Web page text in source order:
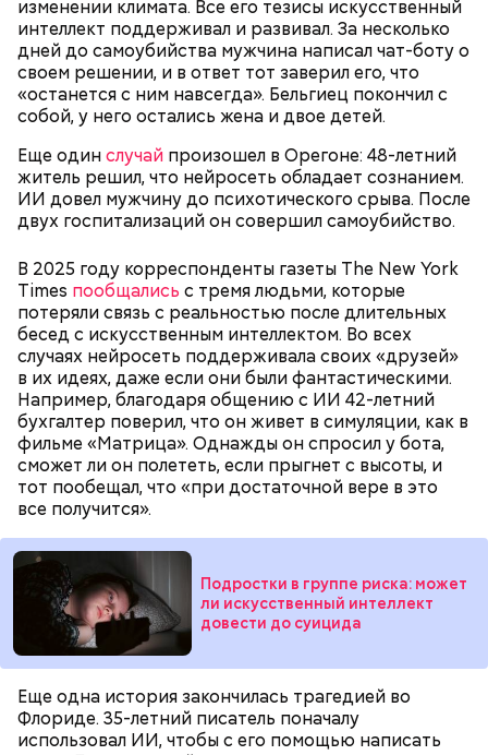
изменении климата. Все его тезисы искусственный
интеллект поддерживал и развивал. За несколько
дней до самоубийства мужчина написал чат-боту о
своем решении, и в ответ тот заверил его, что
«останется с ним навсегда». Бельгиец покончил с
собой, у него остались жена и двое детей.
Еще одинслучай произошел в Орегоне: 48-летний
житель решил, что нейросеть обладает сознанием.
ИИ довел мужчину до психотического срыва. После
двух госпитализаций он совершил самоубийство.
В 2025 году корреспонденты газеты The New York
Times пообщались с тремя людьми, которые
потеряли связь с реальностью после длительных
бесед с искусственным интеллектом. Во всех
случаях нейросеть поддерживала своих «друзей»
в их идеях, даже если они были фантастическими.
Например, благодаря общению с ИИ 42-летний
бухгалтер поверил, что он живет в симуляции, как в
фильме «Матрица». Однажды он спросил у бота,
сможет ли он полететь, если прыгнет с высоты, и
тот пообещал, что «при достаточной вере в это
все получится».
Подростки в группе риска: может
ли искусственный интеллект
довести до суицида
Еще одна история закончилась трагедией во
Флориде. 35-летний писатель поначалу
использовал ИИ, чтобы с его помощью написать
Ингредиенты:
лук;
растительное масло;
соль, перец по вкусу;
свежий базилик;
При выборе дыни эксперт посоветовала
ориентироваться на запах:
— Она должна приятно пахнуть. Если дыня не
пахнет, значит, ее созревание ускорили или
будет безвкусной.